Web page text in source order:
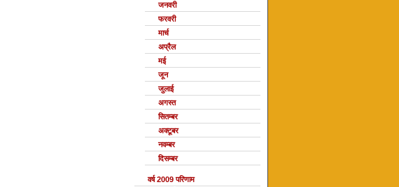
जनवरी
फरवरी
मार्च
अप्रैल
मई
जून
जुलाई
अगस्त
सितम्बर
अक्टूबर
नवम्बर
दिसम्बर
वर्ष 2009 परिणाम